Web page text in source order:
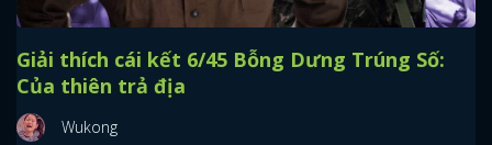
Giải thích cái kết 6/45 Bỗng Dưng Trúng Số:
Của thiên trả địa
Wukong